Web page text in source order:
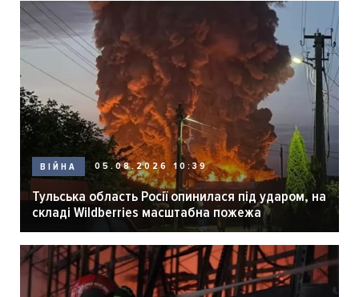
ВІЙНА 05.08.2026 10:39
Тульська область Росії опинилася під ударом, на
складі Wildberries масштабна пожежа